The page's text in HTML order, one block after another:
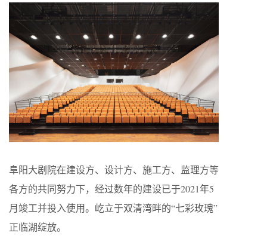
阜阳大剧院在建设方、设计方、施工方、监理方等
各方的共同努力下，经过数年的建设已于2021年5
月竣工并投入使用。屹立于双清湾畔的“七彩玫瑰”
正临湖绽放。